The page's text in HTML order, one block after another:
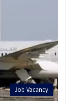
Job Vacancy